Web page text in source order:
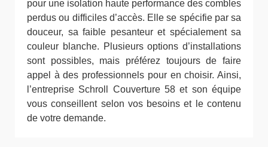
pour une isolation haute performance des combles
perdus ou difficiles d’accès. Elle se spécifie par sa
douceur, sa faible pesanteur et spécialement sa
couleur blanche. Plusieurs options d’installations
sont possibles, mais préférez toujours de faire
appel à des professionnels pour en choisir. Ainsi,
l’entreprise Schroll Couverture 58 et son équipe
vous conseillent selon vos besoins et le contenu
de votre demande.